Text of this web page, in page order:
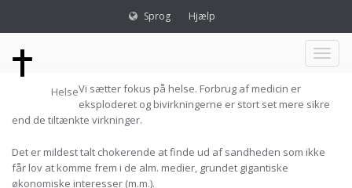
Sprog Hjælp
Toggle
HelseVi sætter fokus på helse. Forbrug af medicin er
eksploderet og bivirkningerne er stort set mere sikre
end de tiltænkte virkninger.
Det er mildest talt chokerende at finde ud af sandheden som ikke
får lov at komme frem i de alm. medier, grundet gigantiske
økonomiske interesser (m.m.).